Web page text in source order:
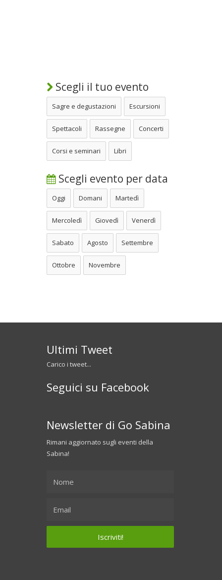
Scegli il tuo evento
Sagre e degustazioni Escursioni
Spettacoli Rassegne Concerti
Corsi e seminari Libri
Scegli evento per data
Oggi Domani Martedì
Mercoledì Giovedì Venerdì
Sabato Agosto Settembre
Ottobre Novembre
Ultimi Tweet
Carico i tweet...
Seguici su Facebook
Newsletter di Go Sabina
Rimani aggiornato sugli eventi della
Sabina!